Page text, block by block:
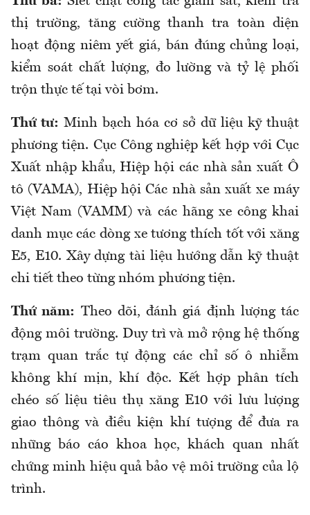
thị trường, tăng cường thanh tra toàn diện
hoạt động niêm yết giá, bán đúng chủng loại,
kiểm soát chất lượng, đo lường và tỷ lệ phối
trộn thực tế tại vòi bơm.
Thứ tư: Minh bạch hóa cơ sở dữ liệu kỹ thuật
phương tiện. Cục Công nghiệp kết hợp với Cục
Xuất nhập khẩu, Hiệp hội các nhà sản xuất Ô
tô (VAMA), Hiệp hội Các nhà sản xuất xe máy
Việt Nam (VAMM) và các hãng xe công khai
danh mục các dòng xe tương thích tốt với xăng
E5, E10. Xây dựng tài liệu hướng dẫn kỹ thuật
chi tiết theo từng nhóm phương tiện.
Thứ năm: Theo dõi, đánh giá định lượng tác
động môi trường. Duy trì và mở rộng hệ thống
trạm quan trắc tự động các chỉ số ô nhiễm
không khí mịn, khí độc. Kết hợp phân tích
chéo số liệu tiêu thụ xăng E10 với lưu lượng
giao thông và điều kiện khí tượng để đưa ra
những báo cáo khoa học, khách quan nhất
chứng minh hiệu quả bảo vệ môi trường của lộ
trình.